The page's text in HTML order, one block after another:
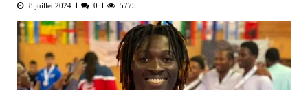
8 juillet 2024 0 5775